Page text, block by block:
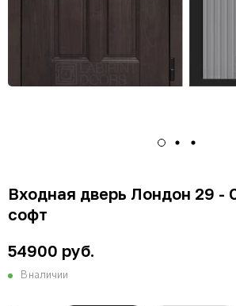
Входная дверь Лондон 29 -
софт
54900 руб.
В наличии